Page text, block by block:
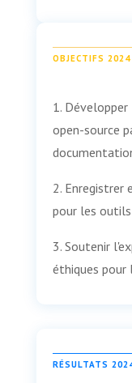
OBJECTIFS 2024
1.
open-source
2. Enregistrer
pour les
3. Soutenir
éthiques pour
RÉSULTATS